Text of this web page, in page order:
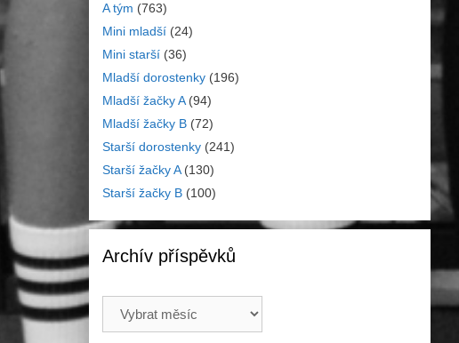
A tým (763)
Mini mladší (24)
Mini starší (36)
Mladší dorostenky (196)
Mladší žačky A(94)
Mladší žačky B (72)
Starší dorostenky (241)
Starší žačky A(130)
Starší žačky B (100)
Archív příspěvků
příspěvků